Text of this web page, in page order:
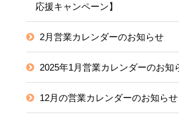
応援キャンペーン】
2月営業カレンダーのお知らせ
2025年1月営業カレンダーのお知
12月の営業カレンダーのお知らせ